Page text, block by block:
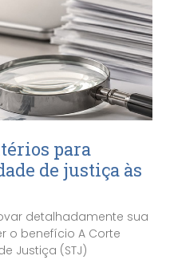
para
de justiça às
detalhadamente sua
o benefício A Corte
Justiça (STJ)